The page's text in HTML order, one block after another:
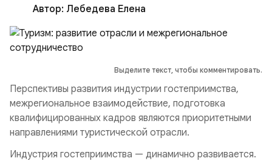
Автор: Лебедева Елена
Выделите текст, чтобы комментировать.
Перспективы развития индустрии гостеприимства,
межрегиональное взаимодействие, подготовка
квалифицированных кадров являются приоритетными
направлениями туристической отрасли.
Индустрия гостеприимства — динамично развивается.